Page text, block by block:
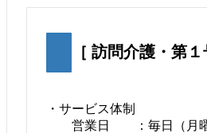
［ 訪問介護・第
・サービス体制
営業日 ：毎日（月曜